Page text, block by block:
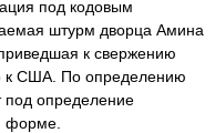
под кодовым
штурм дворца Амина
к свержению
к США. По определению
определение
форме.